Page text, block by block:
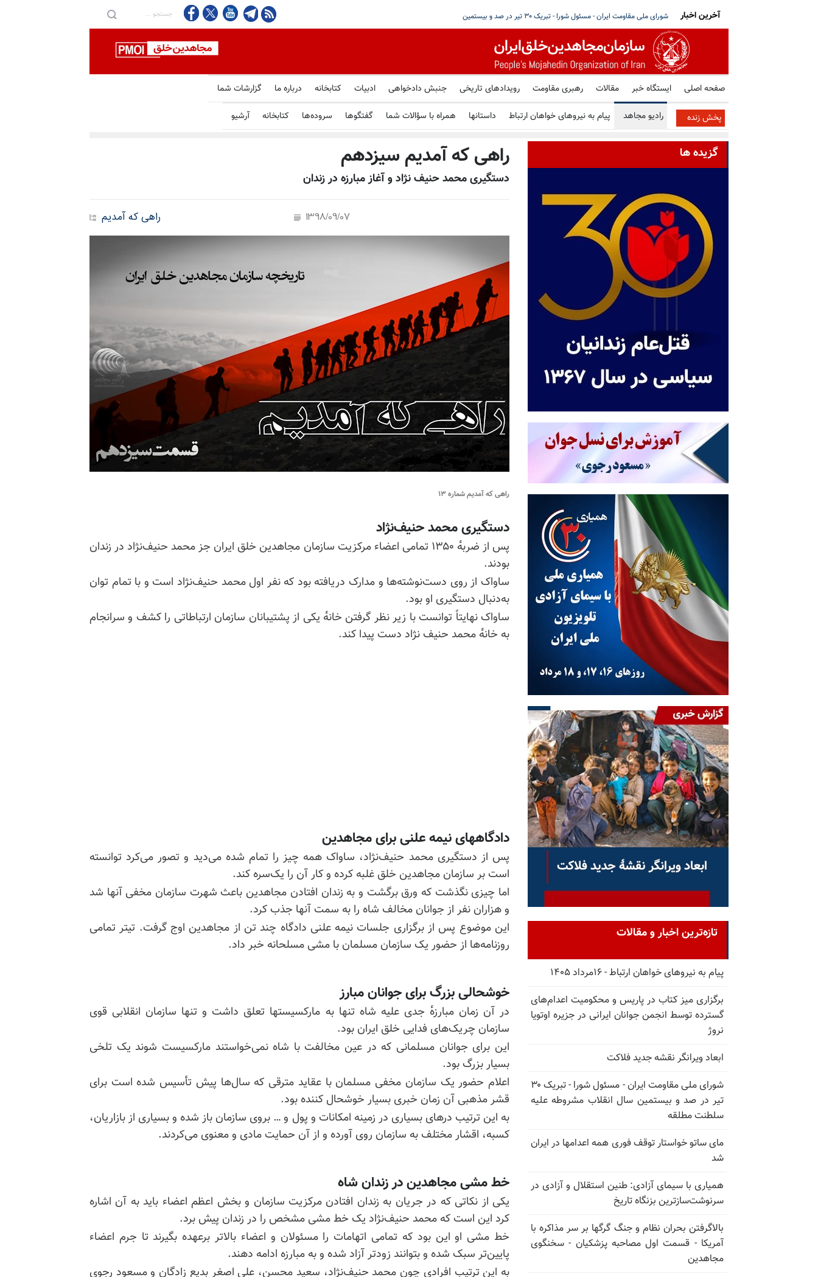
مای ساتو خواستار توقف فوری همه اعدامها در ایران شد بر سر مذاکره با آمریکا - قسمت اول مصاحبه
آخرین اخبار
صفحه اصلی ایستگاه خبر مقالات رهبری مقاومت رویدادهای تاریخی جنبش دادخواهی ادبیات کتابخانه درباره ما گزارشات شما
پخش زنده رادیو مجاهد پیام به نیروهای خواهان ارتباط داستانها همراه با سؤالات شما گفتگوها سروده‌ها کتابخانه آرشیو
راهی که آمدیم سیزدهم
دستگیری محمد حنیف نژاد و آغاز مبارزه در زندان
راهی که آمدیم 1398/09/07
راهی که آمدیم شماره ۱۳
دستگیری محمد حنیف‌نژاد
پس از ضربه‌ٔ ۱۳۵۰ تمامی اعضاء مرکزیت سازمان مجاهدین خلق ایران جز محمد حنیف‌نژاد در زندان
بودند.
ساواک از روی دست‌نوشته‌ها و مدارک دریافته بود که نفر اول محمد حنیف‌نژاد است و با تمام توان
به‌دنبال دستگیری او بود.
ساواک نهایتاً توانست با زیر نظر گرفتن خانه‌ٔ یکی از پشتیبانان سازمان ارتباطاتی را کشف و سرانجام
به خانه‌ٔ محمد حنیف‌ نژاد دست پیدا کند.
دادگاههای نیمه علنی برای مجاهدین
پس از دستگیری محمد حنیف‌نژاد، ساواک همه چیز را تمام شده می‌دید و تصور می‌کرد توانسته
است بر سازمان مجاهدین خلق غلبه کرده و کار آن را یک‌سره کند.
اما چیزی نگذشت که ورق برگشت و به زندان افتادن مجاهدین باعث شهرت سازمان مخفی آنها شد
و هزاران نفر از جوانان مخالف شاه را به سمت آنها جذب کرد.
این موضوع پس از برگزاری جلسات نیمه علنی دادگاه چند تن از مجاهدین اوج گرفت. تیتر تمامی
روزنامه‌ها از حضور یک سازمان مسلمان با مشی مسلحانه خبر ‌داد.
خوشحالی بزرگ برای جوانان مبارز
در آن زمان مبارزه‌ٔ جدی علیه شاه تنها به مارکسیستها تعلق داشت و تنها سازمان انقلابی قوی
سازمان چریک‌های فدایی خلق ایران بود.
این برای جوانان مسلمانی که در عین مخالفت با شاه نمی‌خواستند مارکسیست شوند یک تلخی
بسیار بزرگ بود.
اعلام حضور یک سازمان مخفی مسلمان با عقاید مترقی که سال‌ها پیش تأسیس شده است برای
قشر مذهبی آن زمان خبری بسیار خوشحال کننده بود.
به این ترتیب درهای بسیاری در زمینه امکانات و پول و … بروی سازمان باز شده و بسیاری از بازاریان،
کسبه، اقشار مختلف به سازمان روی آورده و از آن حمایت مادی و معنوی می‌کردند.
خط مشی مجاهدین در زندان شاه
یکی از نکاتی که در جریان به زندان افتادن مرکزیت سازمان و بخش اعظم اعضاء باید به آن اشاره
کرد این است که محمد حنیف‌نژاد یک خط مشی مشخص را در زندان پیش برد.
خط مشی او این بود که تمامی اتهامات را مسئولان و اعضاء بالاتر برعهده بگیرند تا جرم اعضاء
پایین‌تر سبک شده و بتوانند زودتر آزاد شده و به مبارزه ادامه دهند.
به این ترتیب افرادی چون محمد حنیف‌نژاد، سعید محسن، علی اصغر بدیع زادگان و مسعود رجوی
گزیده ها
تازه‌ترین اخبار و مقالات
پیام به نیروهای خواهان ارتباط - ۱۶مرداد ۱۴۰۵
برگزاری میز کتاب در پاریس و محکومیت اعدام‌های
گسترده توسط انجمن جوانان ایرانی در جزیره اوتویا
نروژ
ابعاد ویرانگر نقشه جدید فلاکت
شورای ملی مقاومت ایران - مسئول شورا - تبریک ۳۰
تیر در صد و بیستمین سال انقلاب مشروطه علیه
سلطنت مطلقه
مای ساتو خواستار توقف فوری همه اعدامها در ایران
شد
همیاری با سیمای آزادی: طنین استقلال و آزادی در
سرنوشت‌سازترین بزنگاه تاریخ
بالا‌گرفتن بحران نظام و جنگ گرگها بر سر مذاکره با
آمریکا - قسمت اول مصاحبه پزشکیان - سخنگوی
مجاهدین